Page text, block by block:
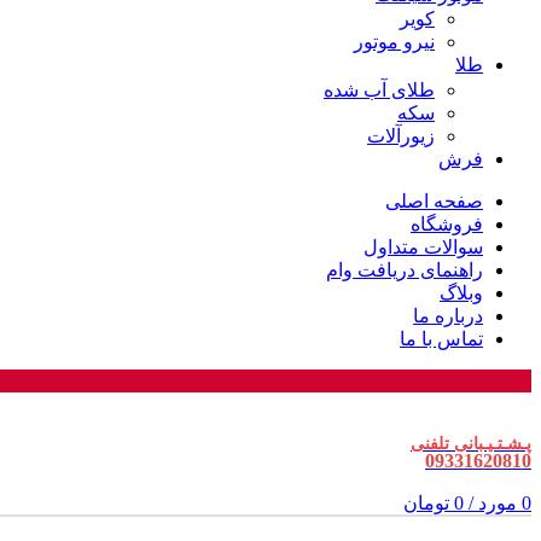
کویر
نیرو موتور
طلا
طلای آب شده
سکه
زیورآلات
فرش
صفحه اصلی
فروشگاه
سوالات متداول
راهنمای دریافت وام
وبلاگ
درباره ما
تماس با ما
پـشـتـیـبانی تلفنی
09331620810
0 مورد /
0 تومان